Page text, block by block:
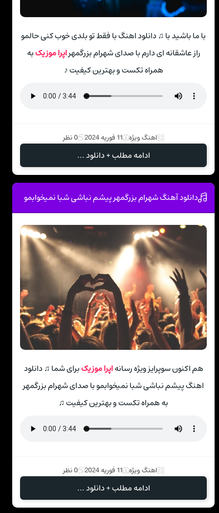
با ما باشید با ♫ دانلود اهنگ با فقط تو بلدی خوب کنی حالمو
راز عاشقانه ای دارم با صدای شهرام بزرگمهراپرا موزیکبه
همراه تکست و بهترین کیفیت ♪
اهنگ ویژه 11 فوریه 2024 0 نظر
ادامه مطلب + دانلود ...
دانلود آهنگ شهرام بزرگمهر پیشم نباشی شبا نمیخوابمو
هم اکنون سوپرایز ویژه رسانهاپرا موزیکبرای شما ♫ دانلود
اهنگ پیشم نباشی شبا نمیخوابمو با صدای شهرام بزرگمهر
به همراه تکست و بهترین کیفیت ♫
اهنگ ویژه 11 فوریه 2024 0 نظر
ادامه مطلب + دانلود ...